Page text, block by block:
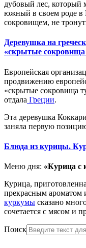
дубовый лес, который
южный в своем роде в
сокровищем, не
Деревушка на
«скрытые
Европейская
продвижению
«скрытые сокровища
отдала Греции.
Эта деревушка
заняла первую
Блюда из курицы.
Меню дня: «Курица с
Курица,
прекрасным ароматом
куркумы сказано
сочетается с мясом и
Поиск